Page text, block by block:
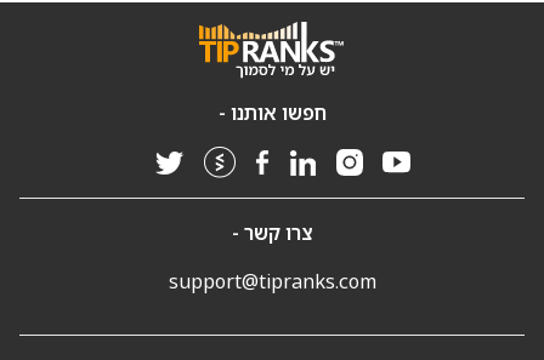
חפשו אותנו -
צרו קשר -
support@tipranks.com